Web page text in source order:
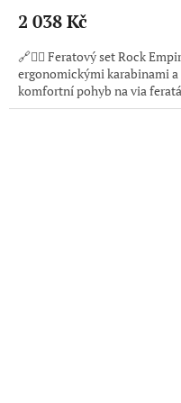
2 038 Kč
🔗🧗‍♂️ Feratový set Rock
ergonomickými karabinami
komfortní pohyb na via